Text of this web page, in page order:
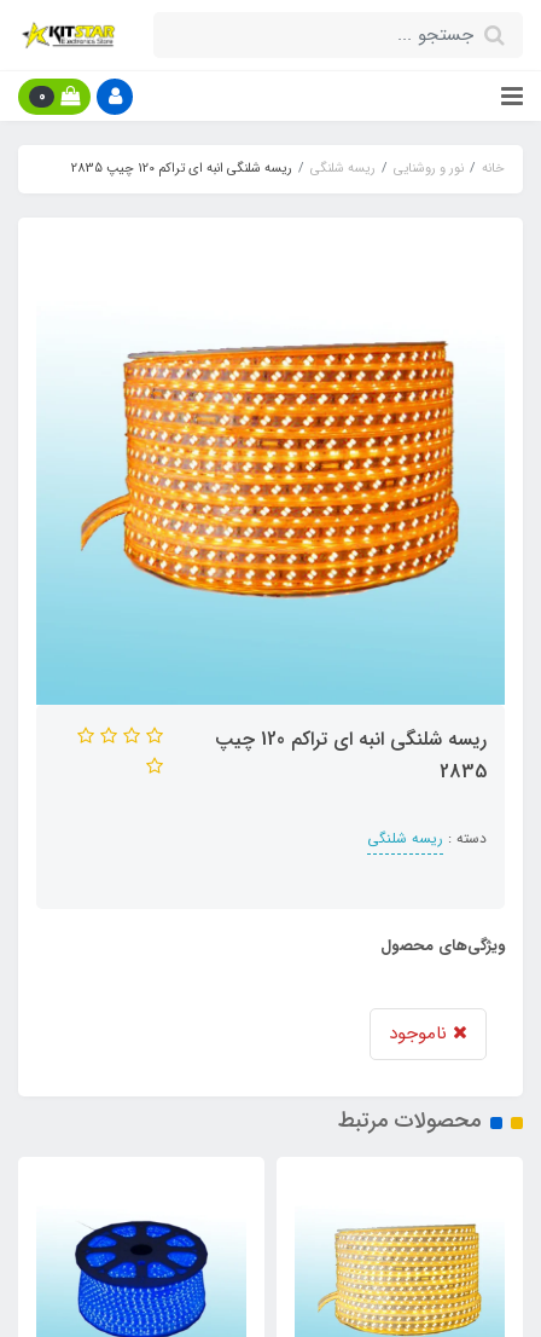
0
خانه نور و روشنایی ریسه شلنگی ریسه شلنگی انبه ای تراکم 120 چیپ 2835
ریسه شلنگی انبه ای تراکم 120 چیپ
2835
دسته : ریسه شلنگی
ویژگی‌های محصول
ناموجود
محصولات مرتبط